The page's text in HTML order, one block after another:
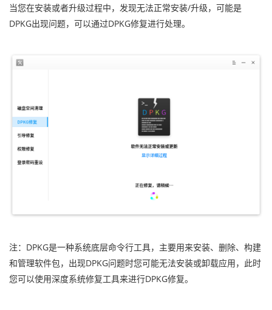
当您在安装或者升级过程中，发现无法正常安装/升级，可能是
DPKG出现问题，可以通过DPKG修复进行处理。
注：DPKG是一种系统底层命令行工具，主要用来安装、删除、构建
和管理软件包，出现DPKG问题时您可能无法安装或卸载应用，此时
您可以使用深度系统修复工具来进行DPKG修复。